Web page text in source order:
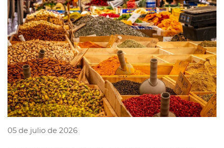
05 de julio de 2026